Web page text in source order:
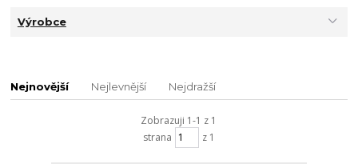
Výrobce
Nejnovější Nejlevnější Nejdražší
Zobrazuji 1-1 z 1
strana
z 1